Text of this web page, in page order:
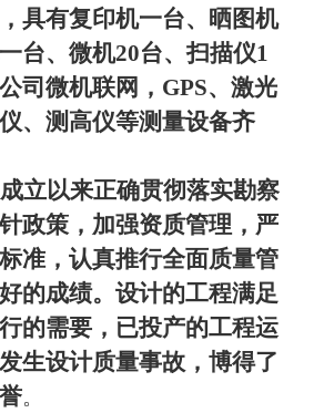
具有复印机一台、晒图机
台、微机20台、扫描仪1
司微机联网，GPS、激光
、测高仪等测量设备齐
立以来正确贯彻落实勘察
政策，加强资质管理，严
准，认真推行全面质量管
的成绩。设计的工程满足
的需要，已投产的工程运
生设计质量事故，博得了
。